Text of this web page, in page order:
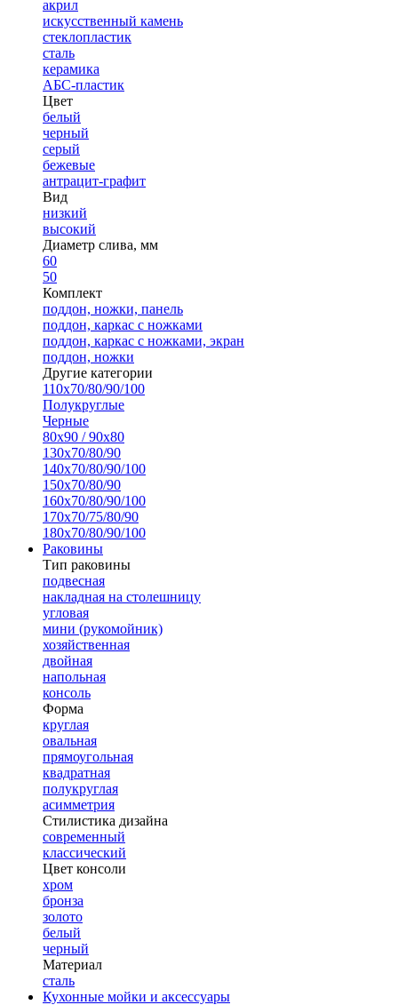
акрил
искусственный камень
стеклопластик
сталь
керамика
АБС-пластик
Цвет
белый
черный
серый
бежевые
антрацит-графит
Вид
низкий
высокий
Диаметр слива, мм
60
50
Комплект
поддон, ножки, панель
поддон, каркас с ножками
поддон, каркас с ножками, экран
поддон, ножки
Другие категории
110х70/80/90/100
Полукруглые
Черные
80х90 / 90х80
130х70/80/90
140х70/80/90/100
150х70/80/90
160х70/80/90/100
170х70/75/80/90
180х70/80/90/100
Раковины
Тип раковины
подвесная
накладная на столешницу
угловая
мини (рукомойник)
хозяйственная
двойная
напольная
консоль
Форма
круглая
овальная
прямоугольная
квадратная
полукруглая
асимметрия
Стилистика дизайна
современный
классический
Цвет консоли
хром
бронза
золото
белый
черный
Материал
сталь
Кухонные мойки и аксессуары